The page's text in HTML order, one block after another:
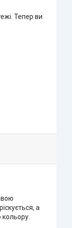
Тепер ви
а
кольору.